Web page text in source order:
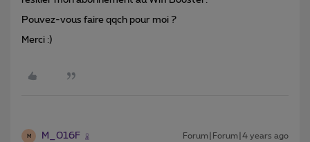
Pouvez-vous faire qqch pour moi ?
Merci :)
M M_016F Forum|Forum|4 years ago